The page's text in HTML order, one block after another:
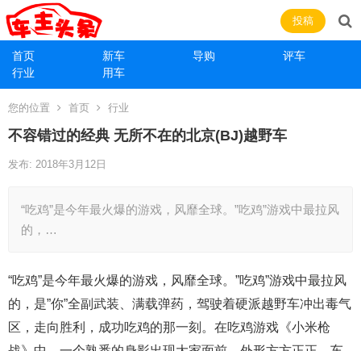
首页 新车 导购
评车
行业
用车
投稿
您的位置 首页 行业
不容错过的经典 无所不在的北京(BJ)越野车
发布: 2018年3月12日
“吃鸡”是今年最火爆的游戏，风靡全球。”吃鸡”游戏中最拉风
的，…
“吃鸡”是今年最火爆的游戏，风靡全球。”吃鸡”游戏中最拉风
的，是”你”全副武装、满载弹药，驾驶着硬派越野车冲出毒气
区，走向胜利，成功吃鸡的那一刻。在吃鸡游戏《小米枪